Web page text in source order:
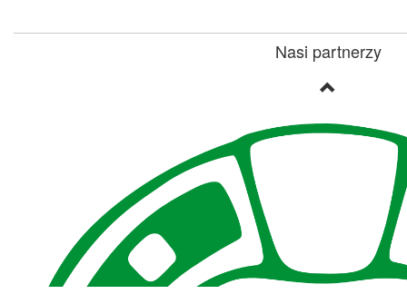
Nasi partnerzy